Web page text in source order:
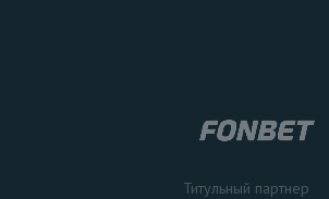
Титульный партнер